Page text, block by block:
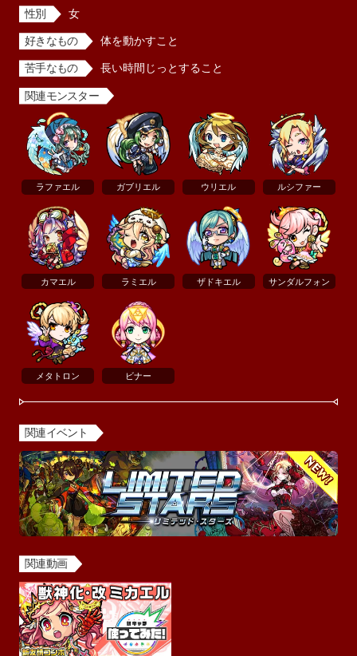
性別 女
好きなもの 体を動かすこと
苦手なもの 長い時間じっとすること
関連モンスター
ラファエル ガブリエル ウリエル ルシファー
カマエル ラミエル ザドキエル サンダルフォン
メタトロン ビナー
関連イベント
関連動画